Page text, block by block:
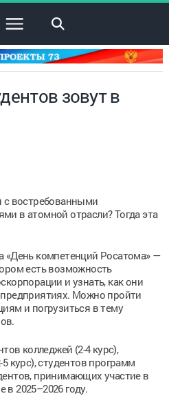
×
зовут в
с востребованными
в атомной отрасли? Тогда эта
«День компетенций Росатома» —
есть возможность
и узнать, как они
Можно пройти
и погрузиться в тему
колледжей (2-4 курс),
курс), студентов программ
принимающих участие в
2025–2026 году.